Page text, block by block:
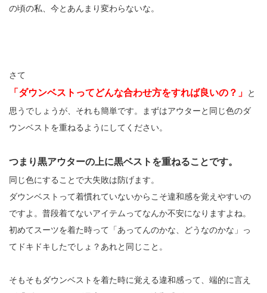
の頃の私、今とあんまり変わらないな。
さて
「ダウンベストってどんな合わせ方をすれば良いの？」
と
思うでしょうが、それも簡単です。まずはアウターと同じ色のダ
ウンベストを重ねるようにしてください。
つまり黒アウターの上に黒ベストを重ねることです。
同じ色にすることで大失敗は防げます。
ダウンベストって着慣れていないからこそ違和感を覚えやすいの
ですよ。普段着てないアイテムってなんか不安になりますよね。
初めてスーツを着た時って「あってんのかな、どうなのかな」っ
てドキドキしたでしょ？あれと同じこと。
そもそもダウンベストを着た時に覚える違和感って、端的に言え